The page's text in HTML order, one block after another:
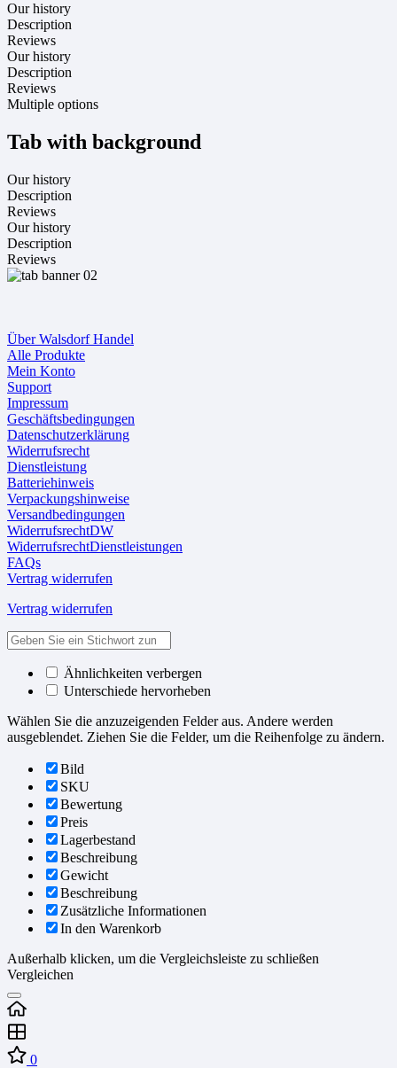
Our history
Description
Reviews
Our history
Description
Reviews
Multiple options
Tab with background
Our history
Description
Reviews
Our history
Description
Reviews
Über Walsdorf Handel
Alle Produkte
Mein Konto
Support
Impressum
Geschäftsbedingungen
Datenschutzerklärung
Widerrufsrecht
Dienstleistung
Batteriehinweis
Verpackungshinweise
Versandbedingungen
WiderrufsrechtDW
WiderrufsrechtDienstleistungen
FAQs
Vertrag widerrufen
Vertrag widerrufen
Ähnlichkeiten verbergen
Unterschiede hervorheben
Wählen Sie die anzuzeigenden Felder aus. Andere werden
ausgeblendet. Ziehen Sie die Felder, um die Reihenfolge zu ändern.
Bild
SKU
Bewertung
Preis
Lagerbestand
Beschreibung
Gewicht
Beschreibung
Zusätzliche Informationen
In den Warenkorb
Außerhalb klicken, um die Vergleichsleiste zu schließen
Vergleichen
0